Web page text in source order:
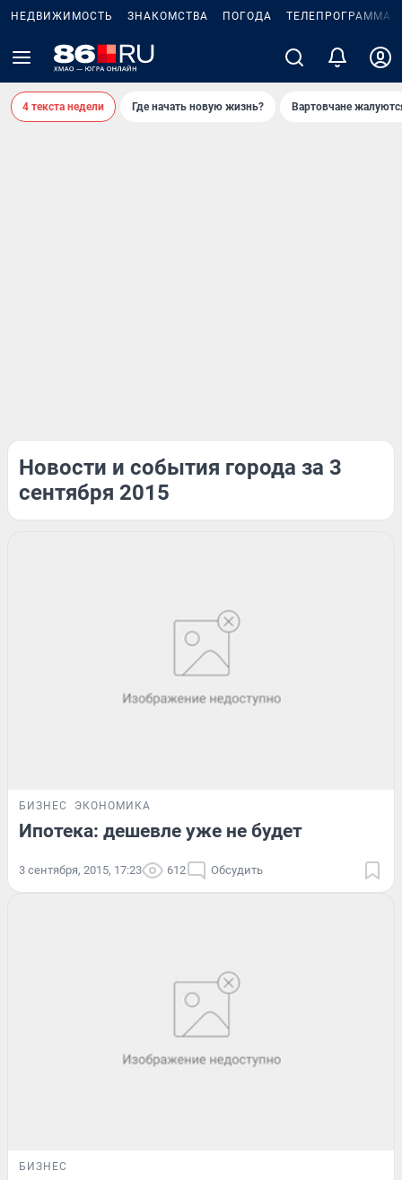
НЕДВИЖИМОСТЬ ЗНАКОМСТВА ПОГОДА ТЕЛЕПРОГРАММА
4 текста недели Где начать новую жизнь? Вартовчане
Новости и события города за 3
сентября 2015
БИЗНЕС ЭКОНОМИКА
Ипотека: дешевле уже не будет
3 сентября, 2015, 17:23 612 Обсудить
БИЗНЕС